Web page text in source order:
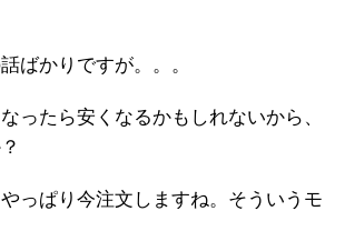
ばかりですが。。。
ったら安くなるかもしれないから、
っぱり今注文しますね。そういうモ